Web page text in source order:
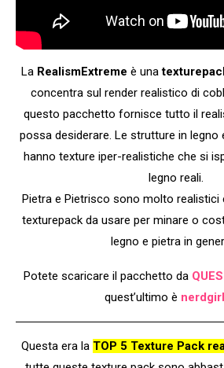
La RealismExtreme è una
concentra sul render realistico di
questo pacchetto fornisce tutto il
possa desiderare. Le strutture in legno
hanno texture iper-realistiche che si
legno reali.
Pietra e Pietrisco sono molto realistici
texturepack da usare per minare o
legno e pietra in
Potete scaricare il pacchetto da
quest’ultimo è
Questa era la TOP 5 Texture Pack